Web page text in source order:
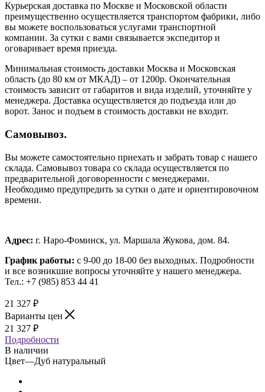
Курьерская доставка по Москве и Московской области
преимущественно осуществляется транспортом фабрики, либо
вы можете воспользоваться услугами транспортной
компании. За сутки с вами связывается экспедитор и
оговаривает время приезда.
Минимальная стоимость доставки Москва и Московская
область (до 80 км от МКАД) – от 1200р. Окончательная
стоимость зависит от габаритов и вида изделий, уточняйте у
менеджера. Доставка осуществляется до подъезда или до
ворот. Занос и подъем в стоимость доставки не входит.
Самовывоз.
Вы можете самостоятельно приехать и забрать товар с нашего
склада. Самовывоз товара со склада осуществляется по
предварительной договоренности с менеджерами.
Необходимо предупредить за сутки о дате и ориентировочном
времени.
Адрес: г. Наро-Фоминск, ул. Маршала Жукова, дом. 84.
График работы: с 9-00 до 18-00 без выходных. Подробности
и все возникшие вопросы уточняйте у нашего менеджера.
Тел.: +7 (985) 853 44 41
21 327 ₽
Варианты цен
21 327 ₽
Подробности
В наличии
Цвет—Дуб натуральный